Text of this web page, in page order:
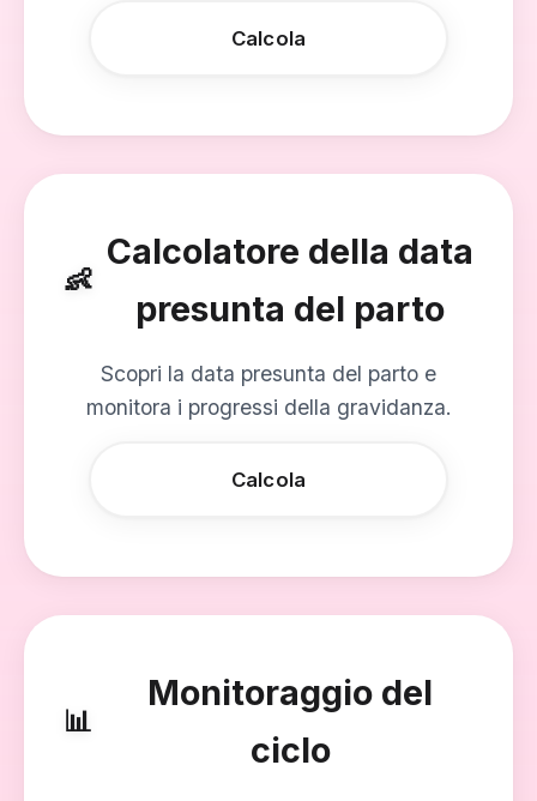
Calcola
👶
Calcolatore della data
presunta del parto
Scopri la data presunta del parto e
monitora i progressi della gravidanza.
Calcola
📊
Monitoraggio del
ciclo